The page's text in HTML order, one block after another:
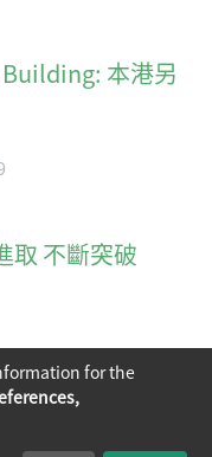
本港另
取 不斷突破
6 »
for the